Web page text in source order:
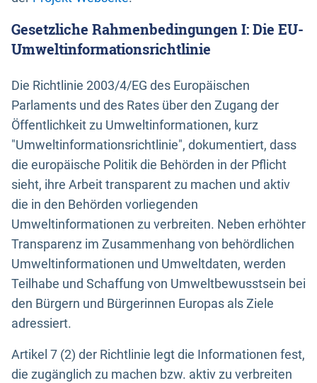
Gesetzliche Rahmenbedingungen I: Die EU-
Umweltinformationsrichtlinie
Die Richtlinie 2003/4/EG des Europäischen
Parlaments und des Rates über den Zugang der
Öffentlichkeit zu Umweltinformationen, kurz
"Umweltinformationsrichtlinie", dokumentiert, dass
die europäische Politik die Behörden in der Pflicht
sieht, ihre Arbeit transparent zu machen und aktiv
die in den Behörden vorliegenden
Umweltinformationen zu verbreiten. Neben erhöhter
Transparenz im Zusammenhang von behördlichen
Umweltinformationen und Umweltdaten, werden
Teilhabe und Schaffung von Umweltbewusstsein bei
den Bürgern und Bürgerinnen Europas als Ziele
adressiert.
Artikel 7 (2) der Richtlinie legt die Informationen fest,
die zugänglich zu machen bzw. aktiv zu verbreiten